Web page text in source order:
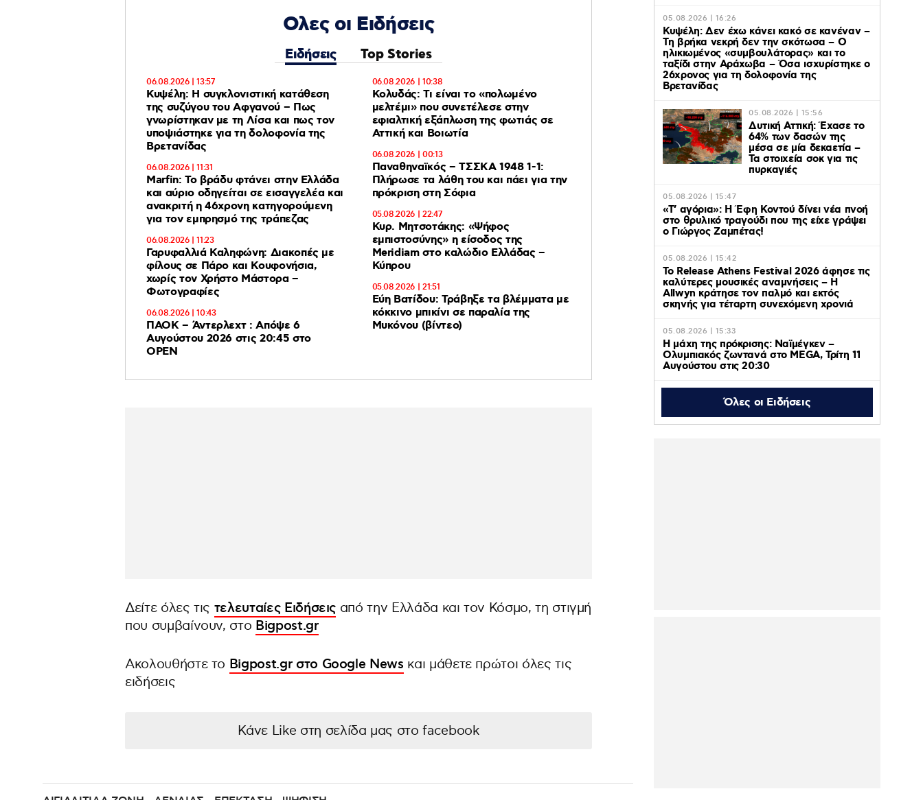
Ολες οι Ειδήσεις
Ειδήσεις Top Stories
06.08.2026 | 13:57
Κυψέλη: Η συγκλονιστική κατάθεση
της συζύγου του Αφγανού – Πως
γνωρίστηκαν με τη Λίσα και πως τον
υποψιάστηκε για τη δολοφονία της
Βρετανίδας
06.08.2026 | 11:31
Marfin: Το βράδυ φτάνει στην Ελλάδα
και αύριο οδηγείται σε εισαγγελέα και
ανακριτή η 46χρονη κατηγορούμενη
για τον εμπρησμό της τράπεζας
06.08.2026 | 11:23
Γαρυφαλλιά Καληφώνη: Διακοπές με
φίλους σε Πάρο και Κουφονήσια,
χωρίς τον Χρήστο Μάστορα –
Φωτογραφίες
06.08.2026 | 10:43
ΠΑΟΚ – Άντερλεχτ : Απόψε 6
Αυγούστου 2026 στις 20:45 στο
ΟΡΕΝ
06.08.2026 | 10:38
Κολυδάς: Τι είναι το «πολωμένο
μελτέμι» που συνετέλεσε στην
εφιαλτική εξάπλωση της φωτιάς σε
Αττική και Βοιωτία
06.08.2026 | 00:13
Παναθηναϊκός – ΤΣΣΚΑ 1948 1-1:
Πλήρωσε τα λάθη του και πάει για την
πρόκριση στη Σόφια
05.08.2026 | 22:47
Κυρ. Μητσοτάκης: «Ψήφος
εμπιστοσύνης» η είσοδος της
Meridiam στο καλώδιο Ελλάδας –
Κύπρου
05.08.2026 | 21:51
Εύη Βατίδου: Τράβηξε τα βλέμματα με
κόκκινο μπικίνι σε παραλία της
Μυκόνου (βίντεο)
Δείτε όλες τις τελευταίες Ειδήσεις από την Ελλάδα και τον Κόσμο, τη στιγμή
που συμβαίνουν, στο Bigpost.gr
Ακολουθήστε το Bigpost.gr στο Google News και μάθετε πρώτοι όλες τις
ειδήσεις
Κάνε Like στη σελίδα μας στο facebook
05.08.2026 | 16:26
Κυψέλη: Δεν έχω κάνει κακό σε κανέναν –
Τη βρήκα νεκρή δεν την σκότωσα – Ο
ηλικιωμένος «συμβουλάτορας» και το
ταξίδι στην Αράχωβα – Όσα ισχυρίστηκε ο
26χρονος για τη δολοφονία της
Βρετανίδας
05.08.2026 | 15:56
Δυτική Αττική: Έχασε το
64% των δασών της
μέσα σε μία δεκαετία –
Τα στοιχεία σοκ για τις
πυρκαγιές
05.08.2026 | 15:47
«Τ’ αγόρια»: Η Έφη Κοντού δίνει νέα πνοή
στο θρυλικό τραγούδι που της είχε γράψει
ο Γιώργος Ζαμπέτας!
05.08.2026 | 15:42
Το Release Athens Festival 2026 άφησε τις
καλύτερες μουσικές αναμνήσεις – Η
Allwyn κράτησε τον παλμό και εκτός
σκηνής για τέταρτη συνεχόμενη χρονιά
05.08.2026 | 15:33
Η μάχη της πρόκρισης: Ναϊμέγκεν –
Ολυμπιακός ζωντανά στο MEGA, Τρίτη 11
Αυγούστου στις 20:30
Όλες οι Ειδήσεις